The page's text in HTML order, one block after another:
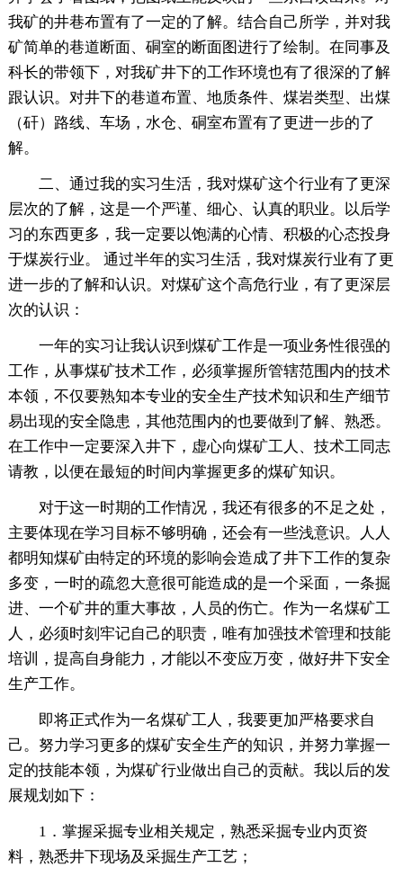
我矿的井巷布置有了一定的了解。结合自己所学，并对我
矿简单的巷道断面、硐室的断面图进行了绘制。在同事及
科长的带领下，对我矿井下的工作环境也有了很深的了解
跟认识。对井下的巷道布置、地质条件、煤岩类型、出煤
（矸）路线、车场，水仓、硐室布置有了更进一步的了
解。
二、通过我的实习生活，我对煤矿这个行业有了更深
层次的了解，这是一个严谨、细心、认真的职业。以后学
习的东西更多，我一定要以饱满的心情、积极的心态投身
于煤炭行业。 通过半年的实习生活，我对煤炭行业有了更
进一步的了解和认识。对煤矿这个高危行业，有了更深层
次的认识：
一年的实习让我认识到煤矿工作是一项业务性很强的
工作，从事煤矿技术工作，必须掌握所管辖范围内的技术
本领，不仅要熟知本专业的安全生产技术知识和生产细节
易出现的安全隐患，其他范围内的也要做到了解、熟悉。
在工作中一定要深入井下，虚心向煤矿工人、技术工同志
请教，以便在最短的时间内掌握更多的煤矿知识。
对于这一时期的工作情况，我还有很多的不足之处，
主要体现在学习目标不够明确，还会有一些浅意识。人人
都明知煤矿由特定的环境的影响会造成了井下工作的复杂
多变，一时的疏忽大意很可能造成的是一个采面，一条掘
进、一个矿井的重大事故，人员的伤亡。作为一名煤矿工
人，必须时刻牢记自己的职责，唯有加强技术管理和技能
培训，提高自身能力，才能以不变应万变，做好井下安全
生产工作。
即将正式作为一名煤矿工人，我要更加严格要求自
己。努力学习更多的煤矿安全生产的知识，并努力掌握一
定的技能本领，为煤矿行业做出自己的贡献。我以后的发
展规划如下：
1．掌握采掘专业相关规定，熟悉采掘专业内页资
料，熟悉井下现场及采掘生产工艺；